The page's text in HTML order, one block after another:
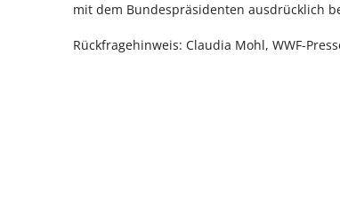
mit dem Bundespräsidenten ausdrücklich
Rückfragehinweis: Claudia Mohl, WWF-